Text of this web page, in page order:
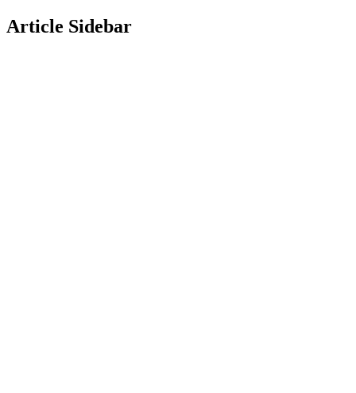
Article Sidebar